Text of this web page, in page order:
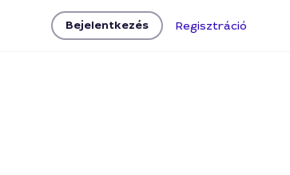
Bejelentkezés Regisztráció